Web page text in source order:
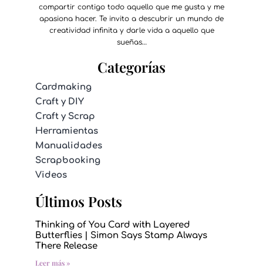
compartir contigo todo aquello que me gusta y me
apasiona hacer. Te invito a descubrir un mundo de
creatividad infinita y darle vida a aquello que
sueñas…
Categorías
Cardmaking
Craft y DIY
Craft y Scrap
Herramientas
Manualidades
Scrapbooking
Videos
Últimos Posts
Thinking of You Card with Layered
Butterflies | Simon Says Stamp Always
There Release
Leer más »